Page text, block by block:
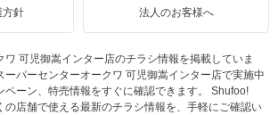
方針 法人のお客様へ
ワ 可児御嵩インター店のチラシ情報を掲載していま
ーパーセンターオークワ 可児御嵩インター店で実施中
ペーン、特売情報をすぐに確認できます。 Shufoo!
の店舗で使える最新のチラシ情報を、手軽にご確認い